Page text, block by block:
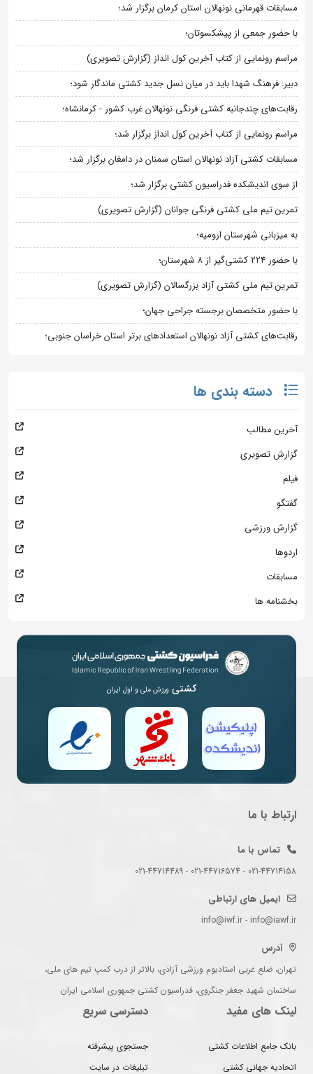
مسابقات قهرمانی نونهالان استان کرمان برگزار شد؛
با حضور جمعی از پیشکسوتان؛
مراسم رونمایی از کتاب آخرین کول انداز (گزارش تصویری)
دبیر: فرهنگ شهدا باید در میان نسل جدید کشتی ماندگار شود؛
رقابت‌های چندجانبه کشتی فرنگی نونهالان غرب کشور - کرمانشاه؛
مراسم رونمایی از کتاب آخرین کول انداز برگزار شد؛
مسابقات کشتی آزاد نونهالان استان سمنان در دامغان برگزار شد؛
از سوی اندیشکده فدراسیون کشتی برگزار شد؛
تمرین تیم ملی کشتی فرنگی جوانان (گزارش تصویری)
به میزبانی شهرستان ارومیه؛
با حضور ۲۲۴ کشتی‌گیر از ۸ شهرستان؛
تمرین تیم ملی کشتی آزاد بزرگسالان (گزارش تصویری)
با حضور متخصصان برجسته جراحی جهان؛
رقابت‌های کشتی آزاد نونهالان استعدادهای برتر استان خراسان جنوبی؛
دسته بندی ها
آخرین مطالب
گزارش تصویری
فیلم
گفتگو
گزارش ورزشی
اردوها
مسابقات
بخشنامه ها
کشتی ورزش ملی و اول ایران
ارتباط با ما
تماس با ما
021-44714158 - 021-44716574 - 021-44714489
ایمیل های ارتباطی
info@iwf.ir - info@iawf.ir
آدرس
تهران، ضلع غربی استادیوم ورزشی آزادی، بالاتر از درب کمپ تیم های ملی،
ساختمان شهید جعفر جنگروی، فدراسیون کشتی جمهوری اسلامی ایران
لینک های مفید
بانک جامع اطلاعات کشتی
اتحادیه جهانی کشتی
دسترسی سریع
جستجوی پیشرفته
تبلیغات در سایت